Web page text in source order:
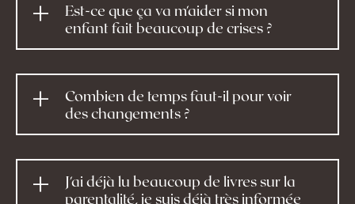
Est-ce que ça va m'aider si mon
enfant fait beaucoup de crises ?
Combien de temps faut-il pour voir
des changements ?
J'ai déjà lu beaucoup de livres sur la
parentalité, je suis déjà très informée